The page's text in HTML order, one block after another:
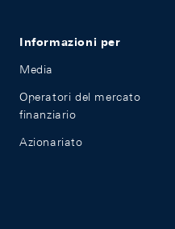
Informazioni per
Media
Operatori del mercato
finanziario
Azionariato